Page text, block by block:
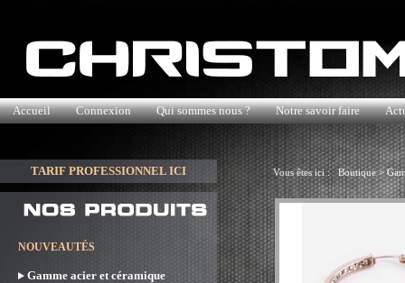
Accueil Connexion Qui sommes nous ? Notre savoir faire
TARIF PROFESSIONNEL ICI
NOUVEAUTÉS
Gamme acier et céramique
Vous êtes ici :Boutique>